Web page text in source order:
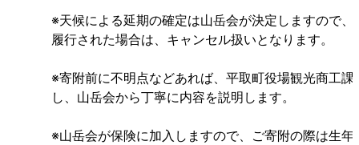
※天候による延期の確定は山岳会が決定しますので
履行された場合は、キャンセル扱いとなります。
※寄附前に不明点などあれば、平取町役場観光商工
し、山岳会から丁寧に内容を説明します。
※山岳会が保険に加入しますので、ご寄附の際は生